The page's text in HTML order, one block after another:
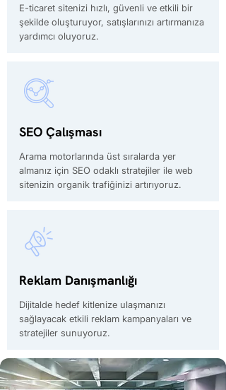
E-ticaret sitenizi hızlı, güvenli ve etkili bir
şekilde oluşturuyor, satışlarınızı artırmanıza
yardımcı oluyoruz.
SEO Çalışması
Arama motorlarında üst sıralarda yer
almanız için SEO odaklı stratejiler ile web
sitenizin organik trafiğinizi artırıyoruz.
Reklam Danışmanlığı
Dijitalde hedef kitlenize ulaşmanızı
sağlayacak etkili reklam kampanyaları ve
stratejiler sunuyoruz.